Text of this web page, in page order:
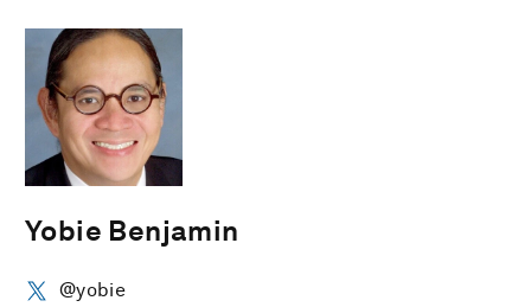
Yobie Benjamin
@yobie